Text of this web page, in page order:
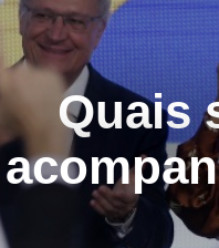
Quais